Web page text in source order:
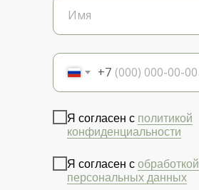
+7
Я согласен с политикой
конфиденциальности
Я согласен с обработкой
персональных данных